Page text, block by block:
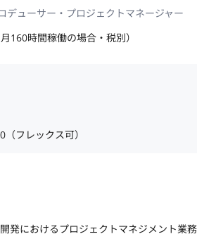
デューサー・プロジェクトマネージャー
160時間稼働の場合・税別）
フレックス可）
発におけるプロジェクトマネジメント業務